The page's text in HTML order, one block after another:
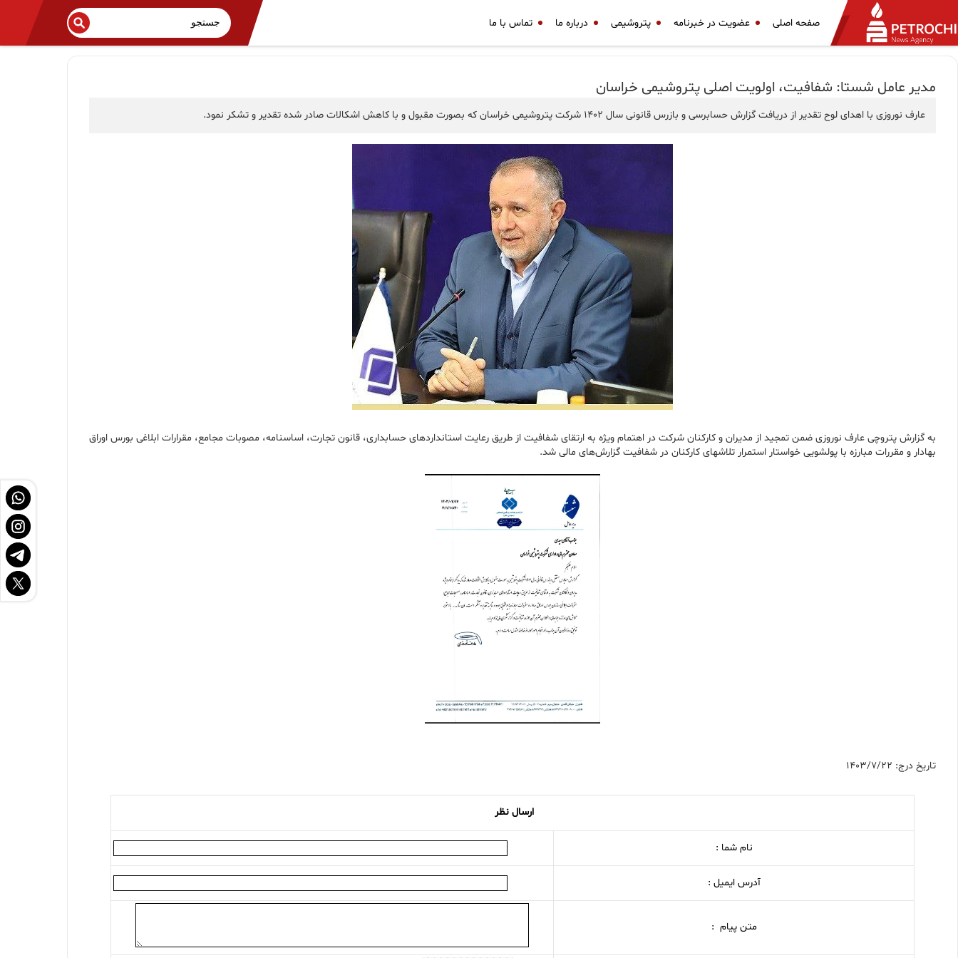
صفحه اصلی عضویت در خبرنامه پتروشیمی درباره ما تماس با ما
مدیر عامل شستا: شفافیت، اولویت اصلی پتروشیمی خراسان
عارف نوروزی با اهدای لوح تقدیر از دریافت گزارش حسابرسی و بازرس قانونی سال ۱۴۰۲ شرکت پتروشیمی خراسان که بصورت مقبول و با کاهش اشکالات صادر شده تقدیر و تشکر نمود.
به گزارش پتروچی عارف نوروزی ضمن تمجید از مدیران و کارکنان شرکت در اهتمام ویژه به ارتقای شفافیت از طریق رعایت استانداردهای حسابداری، قانون تجارت، اساسنامه، مصوبات مجامع، مقرارات ابلاغی بورس اوراق
بهادار و مقررات مبارزه با پولشویی خواستار استمرار تلاشهای کارکنان در شفافیت گزارش‌های مالی شد.
تاریخ درج: 1403/7/22
ارسال نظر
نام شما :
آدرس ایمیل :
متن پیام :